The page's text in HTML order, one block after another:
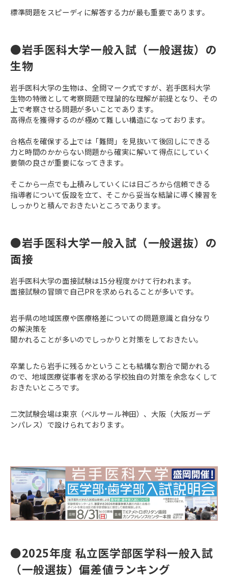
標準問題をスピーディに解答する力が最も重要であります。
●岩手医科大学一般入試（一般選抜）の
生物
岩手医科大学の生物は、全問マーク式ですが、岩手医科大学
生物の特徴として考察問題で理論的な理解が前提となり、その
上で考察させる問題が多いことであります。
高得点を獲得するのが極めて難しい構造になっております。
合格点を確保する上では「難問」を見抜いて後回しにできる
力と時間のかからない問題から確実に解いて得点にしていく
要領の良さが重要になってきます。
そこから一点でも上積みしていくには日ごろから信頼できる
指導者について仮設を立て、そこから妥当な結論に導く練習を
しっかりと積んでおきたいところであります。
●岩手医科大学一般入試（一般選抜）の
面接
岩手医科大学の面接試験は15分程度かけて行われます。
面接試験の冒頭で自己PRを求められることが多いです。
岩手県の地域医療や医療格差についての問題意識と自分なり
の解決策を
聞かれることが多いのでしっかりと対策をしておきたい。
卒業したら岩手に残るかということも結構な割合で聞かれる
ので、地域医療従事者を求める学校独自の対策を余念なくして
おきたいところです。
二次試験会場は東京（ベルサール神田）、大阪（大阪ガーデ
ンパレス）で設けられております。
●2025年度 私立医学部医学科一般入試
（一般選抜）偏差値ランキング